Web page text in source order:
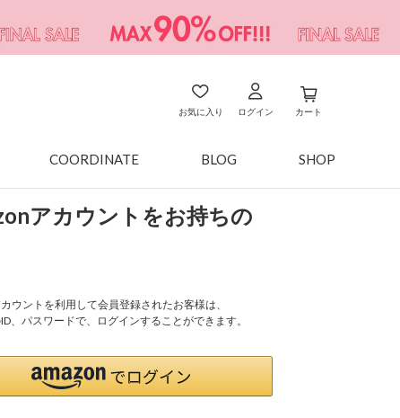
お気に入り ログイン カート
COORDINATE BLOG SHOP
アカウントをお持ちの
ウントを利用して会員登録されたお客様は、
、パスワードで、ログインすることができます。